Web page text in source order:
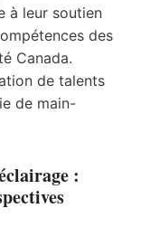
à leur soutien
des
Canada.
de talents
de main-
: